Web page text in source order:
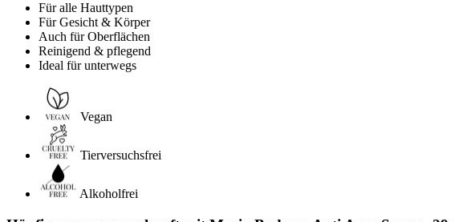
Für alle Hauttypen
Für Gesicht & Körper
Auch für Oberflächen
Reinigend & pflegend
Ideal für unterwegs
Vegan
Tierversuchsfrei
Alkoholfrei